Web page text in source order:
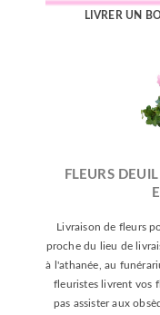
LIVRER UN
FLEURS
Livraison de fleurs
proche du lieu de
à l'athanée, au
fleuristes livrent vos
pas assister aux